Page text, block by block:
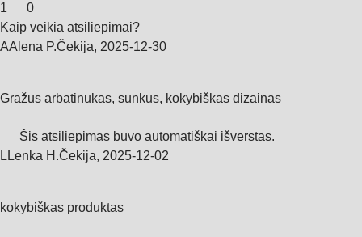
1
0
Kaip veikia atsiliepimai?
AAlena P.Čekija, 2025‑12‑30
Gražus arbatinukas, sunkus, kokybiškas dizainas
Šis atsiliepimas buvo automatiškai išverstas.
LLenka H.Čekija, 2025‑12‑02
kokybiškas produktas